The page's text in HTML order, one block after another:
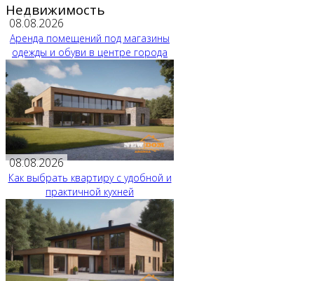
Недвижимость
08.08.2026
Аренда помещений под магазины
одежды и обуви в центре города
08.08.2026
Как выбрать квартиру с удобной и
практичной кухней